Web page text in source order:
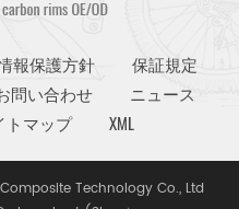
報保護方針
保証規定
問い合わせ
ニュース
トマップ XML
Technology Co., Ltd